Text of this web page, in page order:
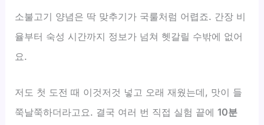
소불고기 양념은 딱 맞추기가 국룰처럼 어렵죠. 간장 비
율부터 숙성 시간까지 정보가 넘쳐 헷갈릴 수밖에 없어
요.
저도 첫 도전 때 이것저것 넣고 오래 재웠는데, 맛이 들
쭉날쭉하더라고요. 결국 여러 번 직접 실험 끝에10분